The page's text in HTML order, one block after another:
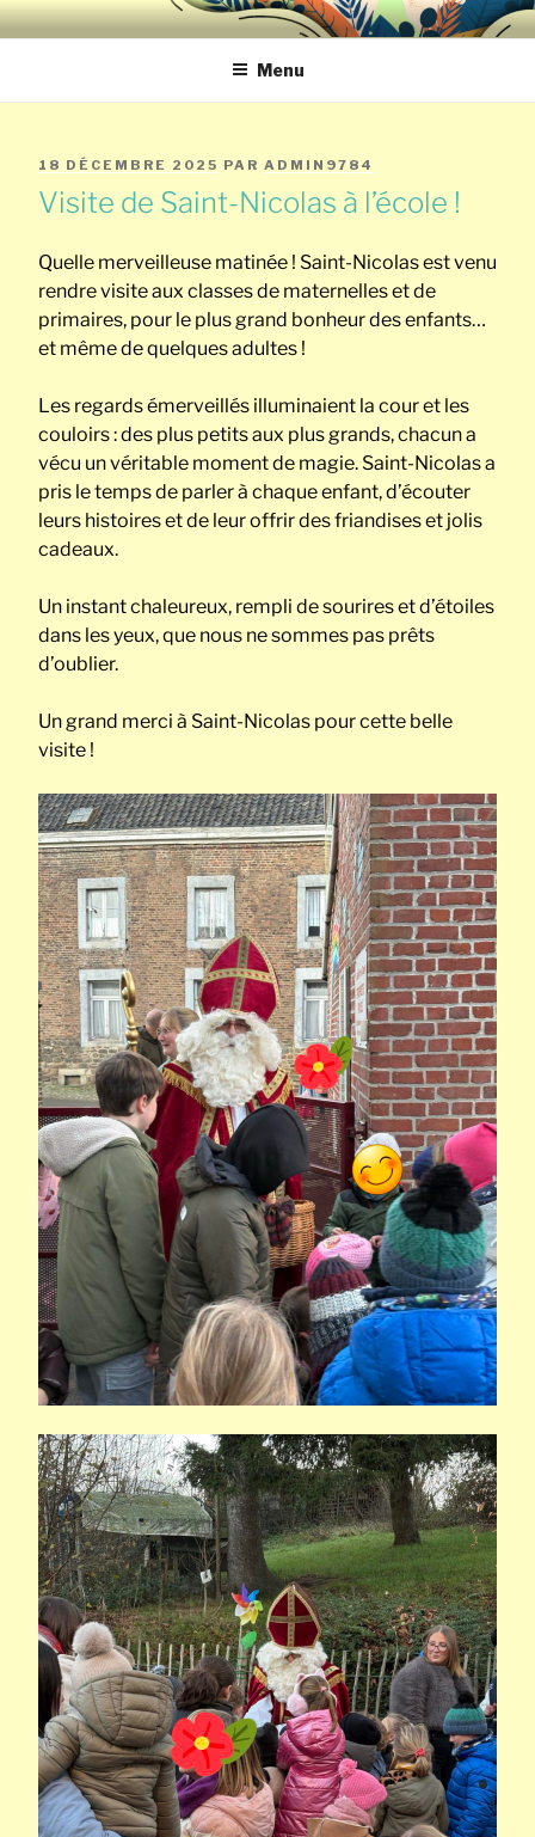
Aller
au
principal
ECOLE NOTRE-
DAME DE SAINT-
REMY ECOLE
SAINT-JOSEPH
CHERATTE
Menu
PUBLIÉ
LE
18 DÉCEMBRE 2025 PAR ADMIN9784
Visite de Saint-Nicolas à l’école !
Quelle merveilleuse matinée ! Saint-Nicolas est venu
rendre visite aux classes de maternelles et de
primaires, pour le plus grand bonheur des enfants…
et même de quelques adultes !
Les regards émerveillés illuminaient la cour et les
couloirs : des plus petits aux plus grands, chacun a
vécu un véritable moment de magie. Saint-Nicolas a
pris le temps de parler à chaque enfant, d’écouter
leurs histoires et de leur offrir des friandises et jolis
cadeaux.
Un instant chaleureux, rempli de sourires et d’étoiles
dans les yeux, que nous ne sommes pas prêts
d’oublier.
Un grand merci à Saint-Nicolas pour cette belle
visite !